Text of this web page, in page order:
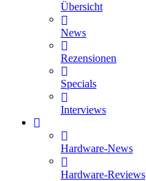
Übersicht
News
Rezensionen
Specials
Interviews
Hardware-News
Hardware-Reviews